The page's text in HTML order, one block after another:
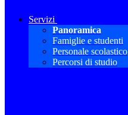
Servizi
Panoramica
Famiglie e studenti
Personale scolastico
Percorsi di studio